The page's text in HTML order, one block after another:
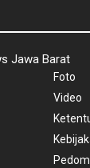
Jawa Barat
Foto
Video